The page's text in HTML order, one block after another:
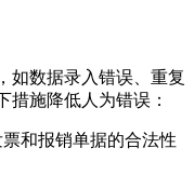
如数据录入错误、重复
措施降低人为错误：
和报销单据的合法性